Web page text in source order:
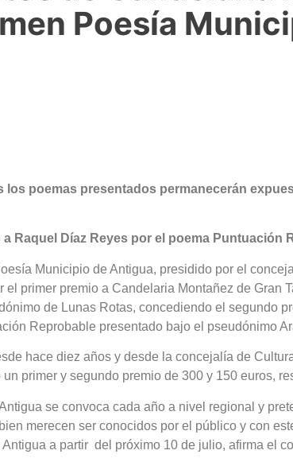
Poesía
los poemas presentados permanecerán
Raquel Díaz Reyes por el poema Puntuación
Municipio de Antigua, presidido por el
primer premio a Candelaria Montañez de Gran
de Lunas Rotas, concediendo el segundo
Reprobable presentado bajo el pseudónimo
hace diez años y desde la concejalía de
primer y segundo premio de 300 y 150 euros,
se convoca cada año a nivel regional y
merecen ser conocidos por el público y con
a partir del próximo 10 de julio, afirma el